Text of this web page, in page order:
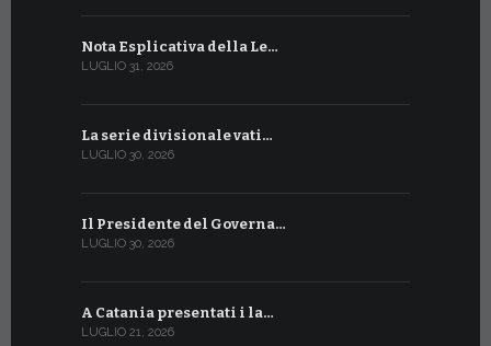
Nota Esplicativa della Le…
LUGLIO 31, 2026
La serie divisionale vati…
LUGLIO 30, 2026
Il Presidente del Governa…
LUGLIO 30, 2026
A Catania presentati i la…
LUGLIO 21, 2026